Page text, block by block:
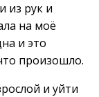
из рук и
на моё
и это
произошло.
и уйти